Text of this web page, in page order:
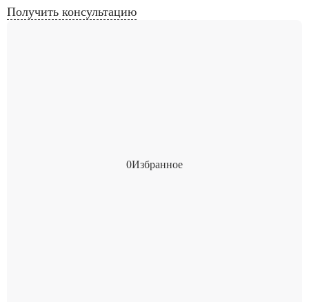
Получить консультацию
0Избранное